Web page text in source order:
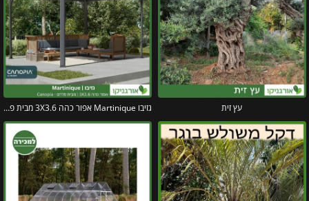
עץ זית גזיבו Martinique אפור כהה 3X3.6 מבית פלרם – Canopia